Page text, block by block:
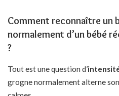
Comment reconnaître un
normalement d’un bébé
?
Tout est une question d’
grogne normalement alterne